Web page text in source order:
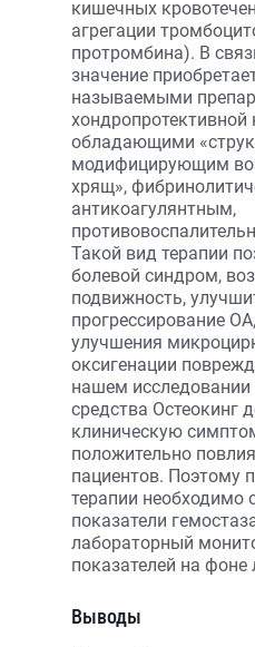
кишечных
агрегации
протромбина). В
значение
называемыми
хондропротективной
обладающими
модифицирующим
хрящ»,
антикоагулянтным,
Такой вид терапии
болевой синдром,
подвижность,
прогрессирование
улучшения
оксигенации
нашем исследовании
средства Остеокинг
клиническую
положительно
пациентов. Поэтому
терапии необходимо
показатели
лабораторный
показателей на фоне
Выводы